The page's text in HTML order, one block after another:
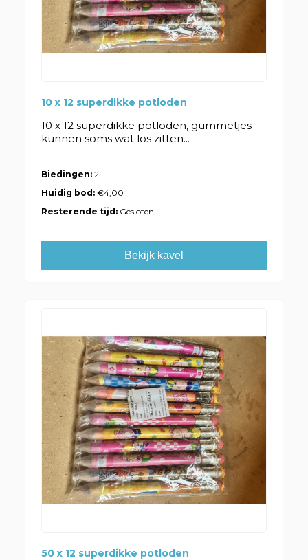
10 x 12 superdikke potloden
10 x 12 superdikke potloden, gummetjes
kunnen soms wat los zitten...
Biedingen: 2
Huidig bod:€4,00
Resterende tijd: Gesloten
Bekijk kavel
50 x 12 superdikke potloden